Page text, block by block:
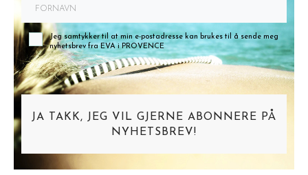
Jeg samtykker til at min e-postadresse kan brukes til å sende meg
nyhetsbrev fra EVA i PROVENCE
JA TAKK, JEG VIL GJERNE ABONNERE PÅ
NYHETSBREV!